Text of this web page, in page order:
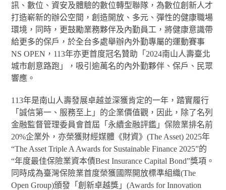
訊、數位、資安及體驗的數位轉型聯隊，為數位創新人才
打造嶄新的辦公空間，創造開放、多元、彈性的健康職場
環境，同時，更鼓勵業務夥伴及內勤員工，將健康意識帶
給更多的保戶，於全台多處舉辦內外勤專屬的運動賽事
NS OPEN，113年亦更首度冠名贊助「2024南山人壽臺北
城市創意路跑」，吸引逾萬名的內外勤夥伴、保戶、民眾
響應。
113年是南山人壽發展卓越並深獲肯定的一年，踏實履行
「誠信第一、服務至上」的企業價值觀，因此，除了名列
金融監督管理委員會首屆「永續金融評鑑」保險業排名前
20%企業外，亦榮獲財經媒體《財資》(The Asset) 2025年
“The Asset Triple A Awards for Sustainable Finance 2025”的
“年度最佳保險業資本債Best Insurance Capital Bond”獎項。
同時成為臺灣保險業首度榮獲國際開放標準組織(The
Open Group)頒發「創新卓越獎」(Awards for Innovation